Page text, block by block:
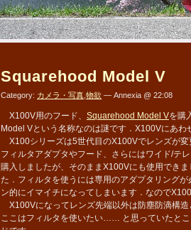
Squarehood Model V
Category: カメラ・写真 物欲 — Annexia @ 22:08
X100V用のフード、 Squarehood Model Vを購
Model Vという名称なのは謎です．X100Vにあわ
X100シリーズは5世代目のX100Vでレンズが
フィルタアダプタやフード、さらにはワイド/テ
購入しましたが、そのままX100Vにも使用でき
た．フィルタを使うには専用のアダプタリング
ン的にイマイチになってしまいます．なので
X100Vになってレンズ先端以外は防塵防滴構
ここはフィルタを使いたい…… と思っていたと